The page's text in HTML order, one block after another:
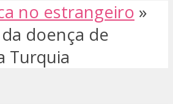
no estrangeiro »
doença de
Turquia